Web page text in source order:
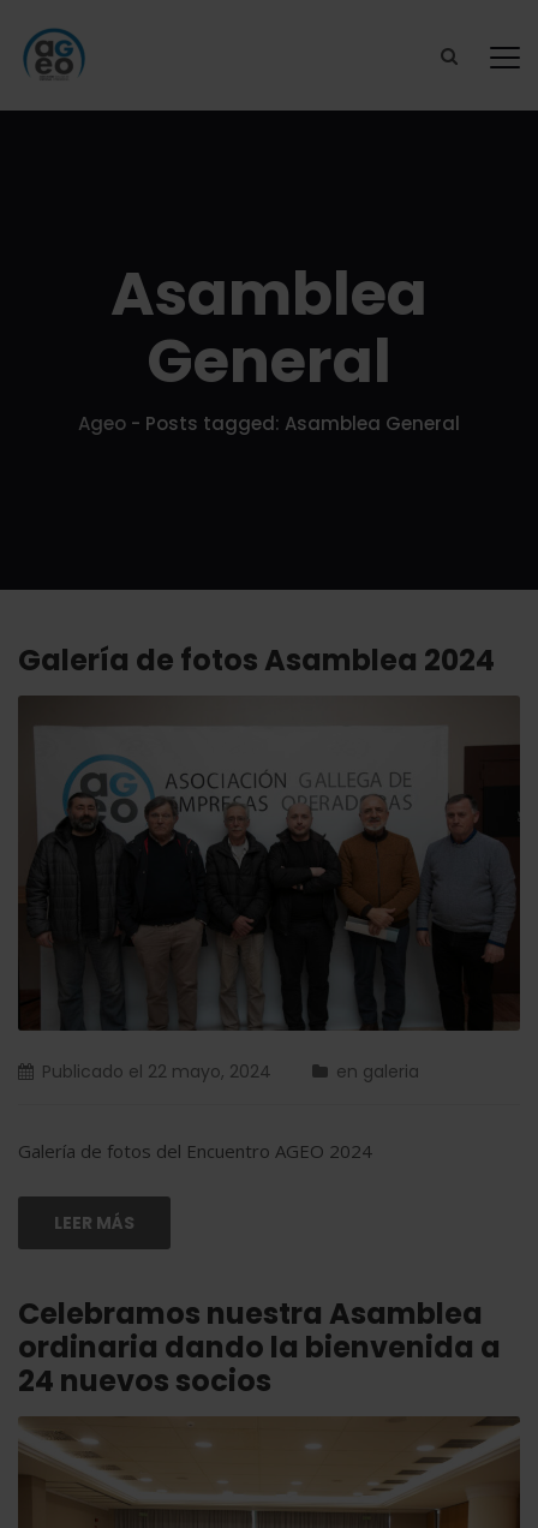
Asamblea
General
Ageo - Posts tagged: Asamblea General
Galería de fotos Asamblea 2024
Publicado el 22 mayo, 2024 en galeria
Galería de fotos del Encuentro AGEO 2024
LEER MÁS
Celebramos nuestra Asamblea
ordinaria dando la bienvenida a
24 nuevos socios